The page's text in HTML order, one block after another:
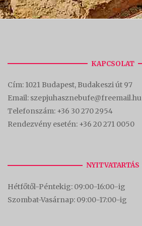
KAPCSOLAT
Cím: 1021 Budapest, Budakeszi út 97
Email: szepjuhasznebufe@freemail.hu
Telefonszám: +36 30 270 2954
Rendezvény esetén: +36 20 271 0050
NYITVATARTÁS
Hétfőtől-Péntekig: 09:00-16:00-ig
Szombat-Vasárnap: 09:00-17:00-ig